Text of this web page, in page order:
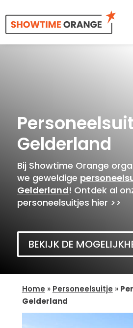
Gelderland
Bij Showtime Orange
we geweldige
Gelderland! Ontdek al
personeelsuitjes hier >>
BEKIJK DE
Home » Personeelsuitje »
Gelderland